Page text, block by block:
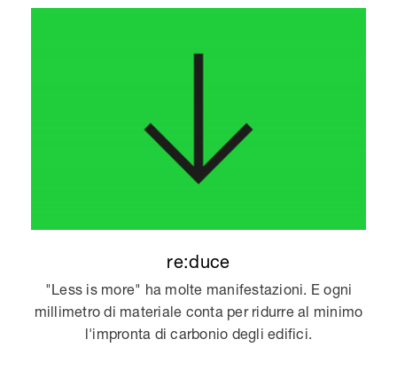
re:duce
"Less is more" ha molte manifestazioni. E ogni
millimetro di materiale conta per ridurre al minimo
l'impronta di carbonio degli edifici.